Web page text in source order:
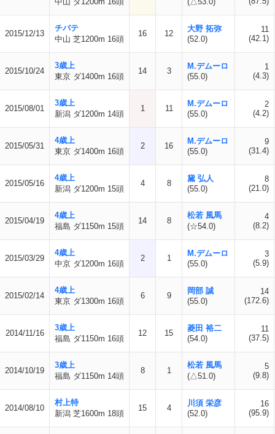
2015/12/13
チバテ
中山 芝1200m 16頭
16 12
大野 拓弥
(52.0)
11
(42.1)
2015/10/24
3歳上
東京 ダ1400m 16頭
14 3
M.デムーロ
(55.0)
1
(4.3)
2015/08/01
3歳上
新潟 ダ1200m 14頭
1 11
M.デムーロ
(55.0)
2
(4.2)
2015/05/31
4歳上
東京 ダ1400m 16頭
2 16
M.デムーロ
(55.0)
9
(31.4)
2015/05/16
4歳上
新潟 ダ1200m 15頭
4 8
黛 弘人
(55.0)
8
(21.0)
2015/04/19
4歳上
福島 ダ1150m 15頭
14 8
松若 風馬
(☆54.0)
4
(8.2)
2015/03/29
4歳上
中京 ダ1200m 16頭
2 1
M.デムーロ
(55.0)
3
(5.9)
2015/02/14
4歳上
東京 ダ1300m 16頭
6 9
岡部 誠
(55.0)
14
(172.6)
2014/11/16
3歳上
福島 ダ1150m 16頭
12 15
菱田 裕二
(54.0)
11
(37.5)
2014/10/19
3歳上
福島 ダ1150m 14頭
8 1
松若 風馬
(△51.0)
5
(9.8)
2014/08/10
村上特
新潟 芝1600m 18頭
15 4
川須 栄彦
(52.0)
16
(95.9)